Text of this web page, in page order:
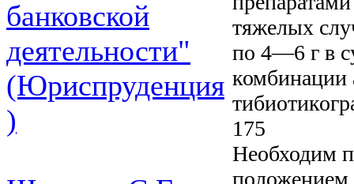
банковской
деятельности"
(Юриспруденция
)
тяжелых
по 4—6 г в
комбинации
175
Необходим
положением